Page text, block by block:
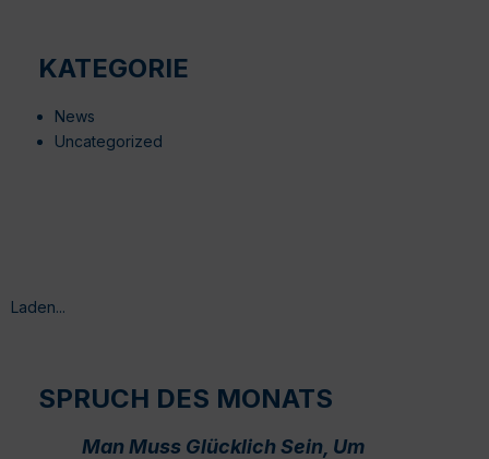
KATEGORIE
News
Uncategorized
Laden...
SPRUCH DES MONATS
Man Muss Glücklich Sein, Um